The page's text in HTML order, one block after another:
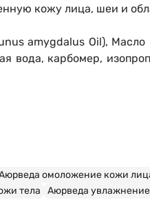
кожу лица, шеи и
amygdalus Oil),
вода, карбомер,
омоложение кожи
тела Аюрведа